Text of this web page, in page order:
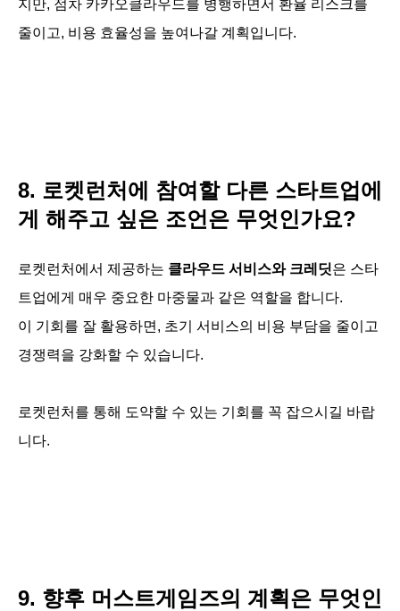
지만, 점차 카카오클라우드를 병행하면서 환율 리스크를
줄이고, 비용 효율성을 높여나갈 계획입니다.
8. 로켓런처에 참여할 다른 스타트업에
게 해주고 싶은 조언은 무엇인가요?
로켓런처에서 제공하는 클라우드 서비스와 크레딧은 스타
트업에게 매우 중요한 마중물과 같은 역할을 합니다.
이 기회를 잘 활용하면, 초기 서비스의 비용 부담을 줄이고
경쟁력을 강화할 수 있습니다.
로켓런처를 통해 도약할 수 있는 기회를 꼭 잡으시길 바랍
니다.
9. 향후 머스트게임즈의 계획은 무엇인